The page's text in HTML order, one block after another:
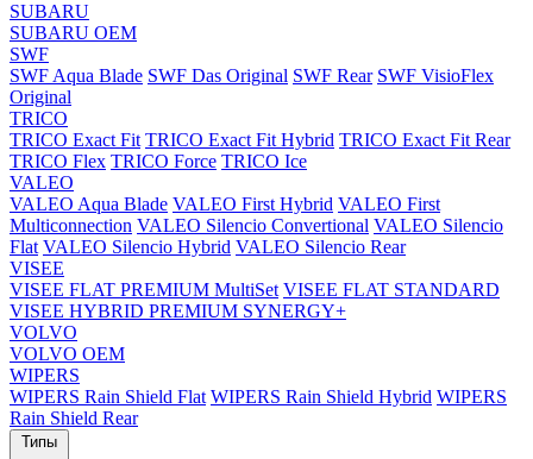
SUBARU
SUBARU OEM
SWF
SWF Aqua Blade SWF Das Original SWF Rear SWF VisioFlex
Original
TRICO
TRICO Exact Fit TRICO Exact Fit Hybrid TRICO Exact Fit Rear
TRICO Flex TRICO Force TRICO Ice
VALEO
VALEO Aqua Blade VALEO First Hybrid VALEO First
Multiconnection VALEO Silencio Convertional VALEO Silencio
Flat VALEO Silencio Hybrid VALEO Silencio Rear
VISEE
VISEE FLAT PREMIUM MultiSet VISEE FLAT STANDARD
VISEE HYBRID PREMIUM SYNERGY+
VOLVO
VOLVO OEM
WIPERS
WIPERS Rain Shield Flat WIPERS Rain Shield Hybrid WIPERS
Rain Shield Rear
Типы